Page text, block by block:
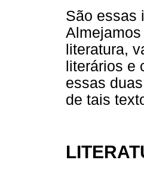
São essas
literatura,
literários e
essas
de tais